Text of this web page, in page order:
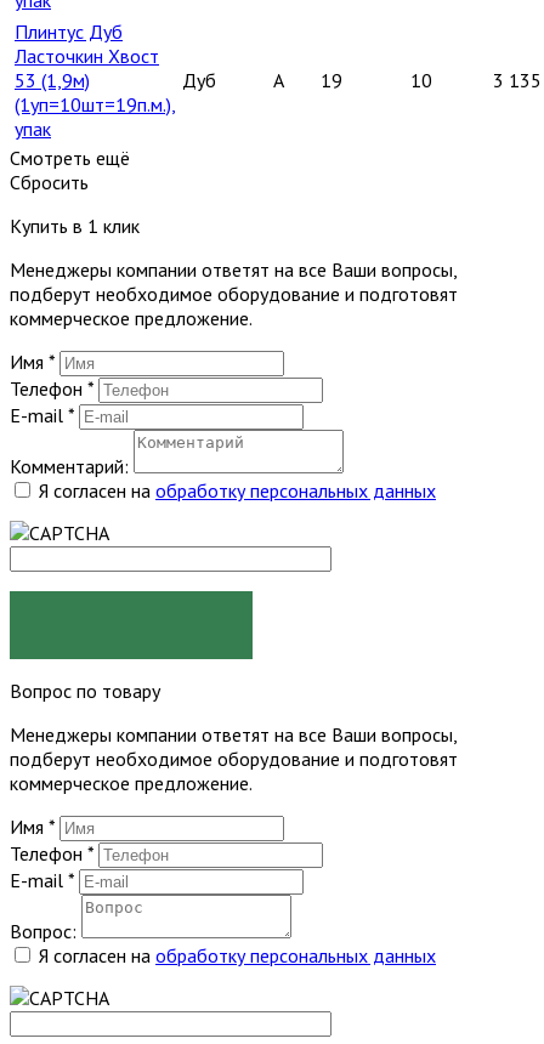
Плинтус Дуб
Ласточкин Хвост
53 (1,9м)
(1уп=10шт=19п.м.),
упак
Дуб A 19 10 3 135
Смотреть ещё
Сбросить
Купить в 1 клик
Менеджеры компании ответят на все Ваши вопросы,
подберут необходимое оборудование и подготовят
коммерческое предложение.
Имя *
Телефон *
E-mail *
Комментарий:
Я согласен на обработку персональных данных
Вопрос по товару
Менеджеры компании ответят на все Ваши вопросы,
подберут необходимое оборудование и подготовят
коммерческое предложение.
Имя *
Телефон *
E-mail *
Вопрос:
Я согласен на обработку персональных данных